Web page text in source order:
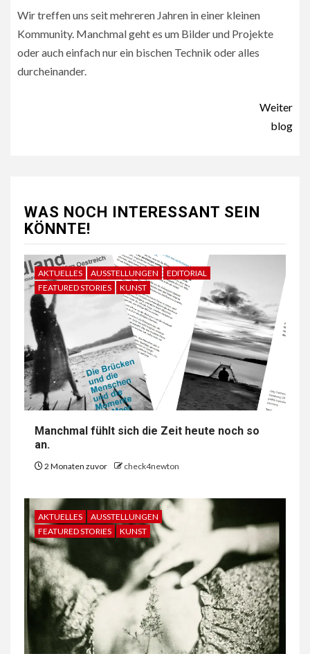
Wir treffen uns seit mehreren Jahren in einer kleinen
Kommunity. Manchmal geht es um Bilder und Projekte
oder auch einfach nur ein bischen Technik oder alles
durcheinander.
Weiter
blog
WAS NOCH INTERESSANT SEIN
KÖNNTE!
AKTUELLES AUSSTELLUNGEN
EDITORIAL
FEATURED STORIES
KUNST
Manchmal fühlt sich die Zeit heute noch so
an.
2 Monaten zuvor check4newton
AKTUELLES
AUSSTELLUNGEN
FEATURED STORIES
KUNST